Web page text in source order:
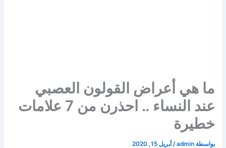
ما هي أعراض القولون العصبي
عند النساء .. احذرن من 7 علامات
خطيرة
بواسطة admin
/أبريل 15, 2020